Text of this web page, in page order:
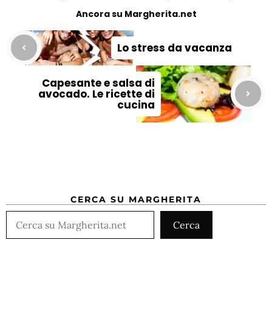
Ancora su Margherita.net
Lo stress da vacanza
Capesante e salsa di
avocado. Le ricette di
cucina
CERCA SU MARGHERITA
Cerca